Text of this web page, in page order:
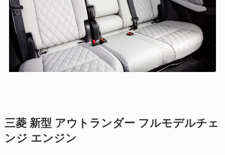
三菱 新型 アウトランダー フルモデルチェ
ンジ エンジン